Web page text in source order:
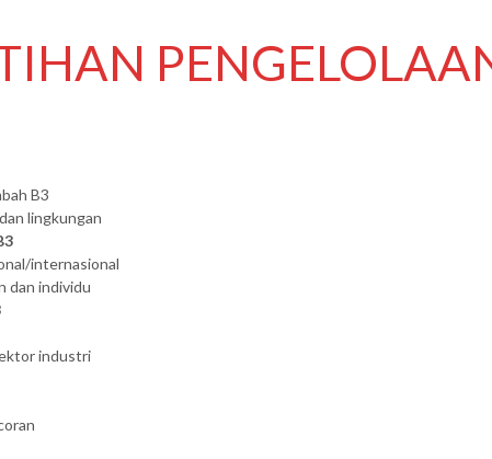
B3
lingkungan
internasional
dan individu
industri